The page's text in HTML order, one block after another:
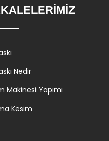
Nedir
Makinesi Yapımı
Kesim